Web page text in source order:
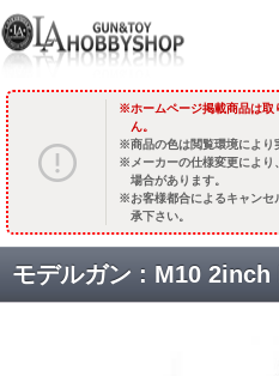
ホームページ掲載商品は
ん。
商品の色は閲覧環境により
メーカーの仕様変更によ
場合があります。
お客様都合によるキャン
承下さい。